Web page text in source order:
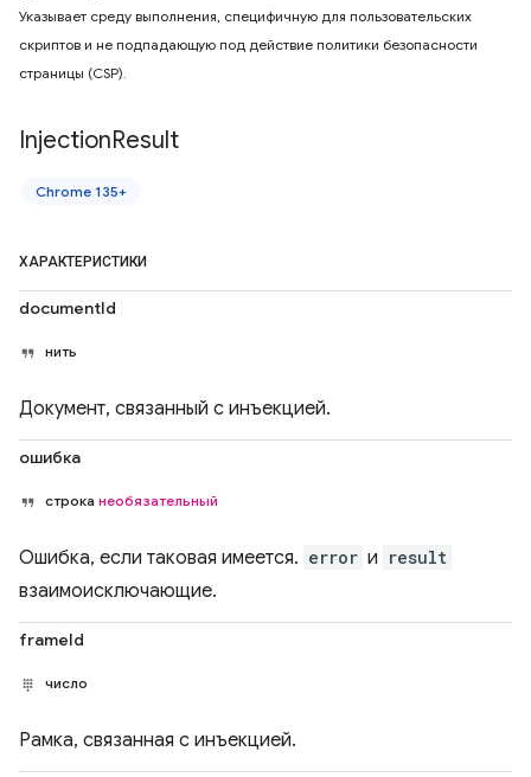
Указывает среду выполнения, специфичную для пользовательских
скриптов и не подпадающую под действие политики безопасности
страницы (CSP).
InjectionResult
Chrome 135+
ХАРАКТЕРИСТИКИ
documentId
нить
Документ, связанный с инъекцией.
ошибка
строка необязательный
Ошибка, если таковая имеется. error и result
взаимоисключающие.
frameId
число
Рамка, связанная с инъекцией.